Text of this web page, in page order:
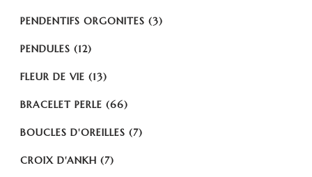
PENDENTIFS ORGONITES (3)
PENDULES (12)
FLEUR DE VIE (13)
BRACELET PERLE (66)
BOUCLES D'OREILLES (7)
CROIX D'ANKH (7)